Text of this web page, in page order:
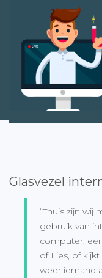
Glasvezel
“Thuis zijn wij
gebruik van
computer,
of Lies, of
weer iemand